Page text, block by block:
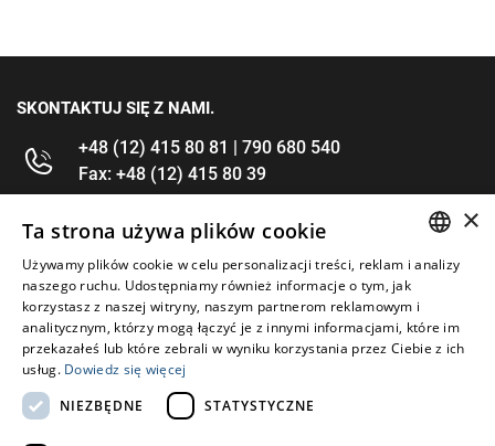
SKONTAKTUJ SIĘ Z NAMI.
+48 (12) 415 80 81 | 790 680 540
Fax: +48 (12) 415 80 39
kontakt@im-narzedzia.pl
INFORMACJE
OFERTA
MOJE KONTO
OBSERWUJ NAS
ENGLISH
×
Ta strona używa plików cookie
Używamy plików cookie w celu personalizacji treści, reklam i analizy
naszego ruchu. Udostępniamy również informacje o tym, jak
korzystasz z naszej witryny, naszym partnerom reklamowym i
analitycznym, którzy mogą łączyć je z innymi informacjami, które im
przekazałeś lub które zebrali w wyniku korzystania przez Ciebie z ich
usług. Dowiedz się więcej
NIEZBĘDNE
STATYSTYCZNE